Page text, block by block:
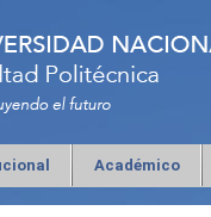
Académico